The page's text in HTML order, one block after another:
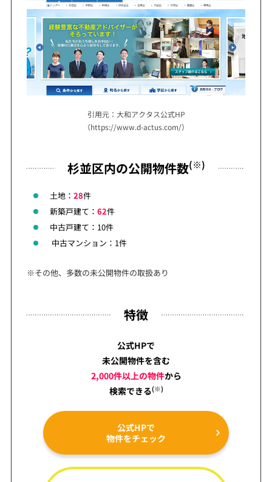
引用元：大和アクタス公式HP
（https://www.d-actus.com/）
杉並区内の公開物件数(※)
土地： 28件
新築戸建て： 62件
中古戸建て：10件
中古マンション：1件
※その他、多数の未公開物件の取扱あり
特徴
公式HPで
未公開物件を含む
2,000件以上の物件から
検索できる(※)
公式HPで
物件をチェック